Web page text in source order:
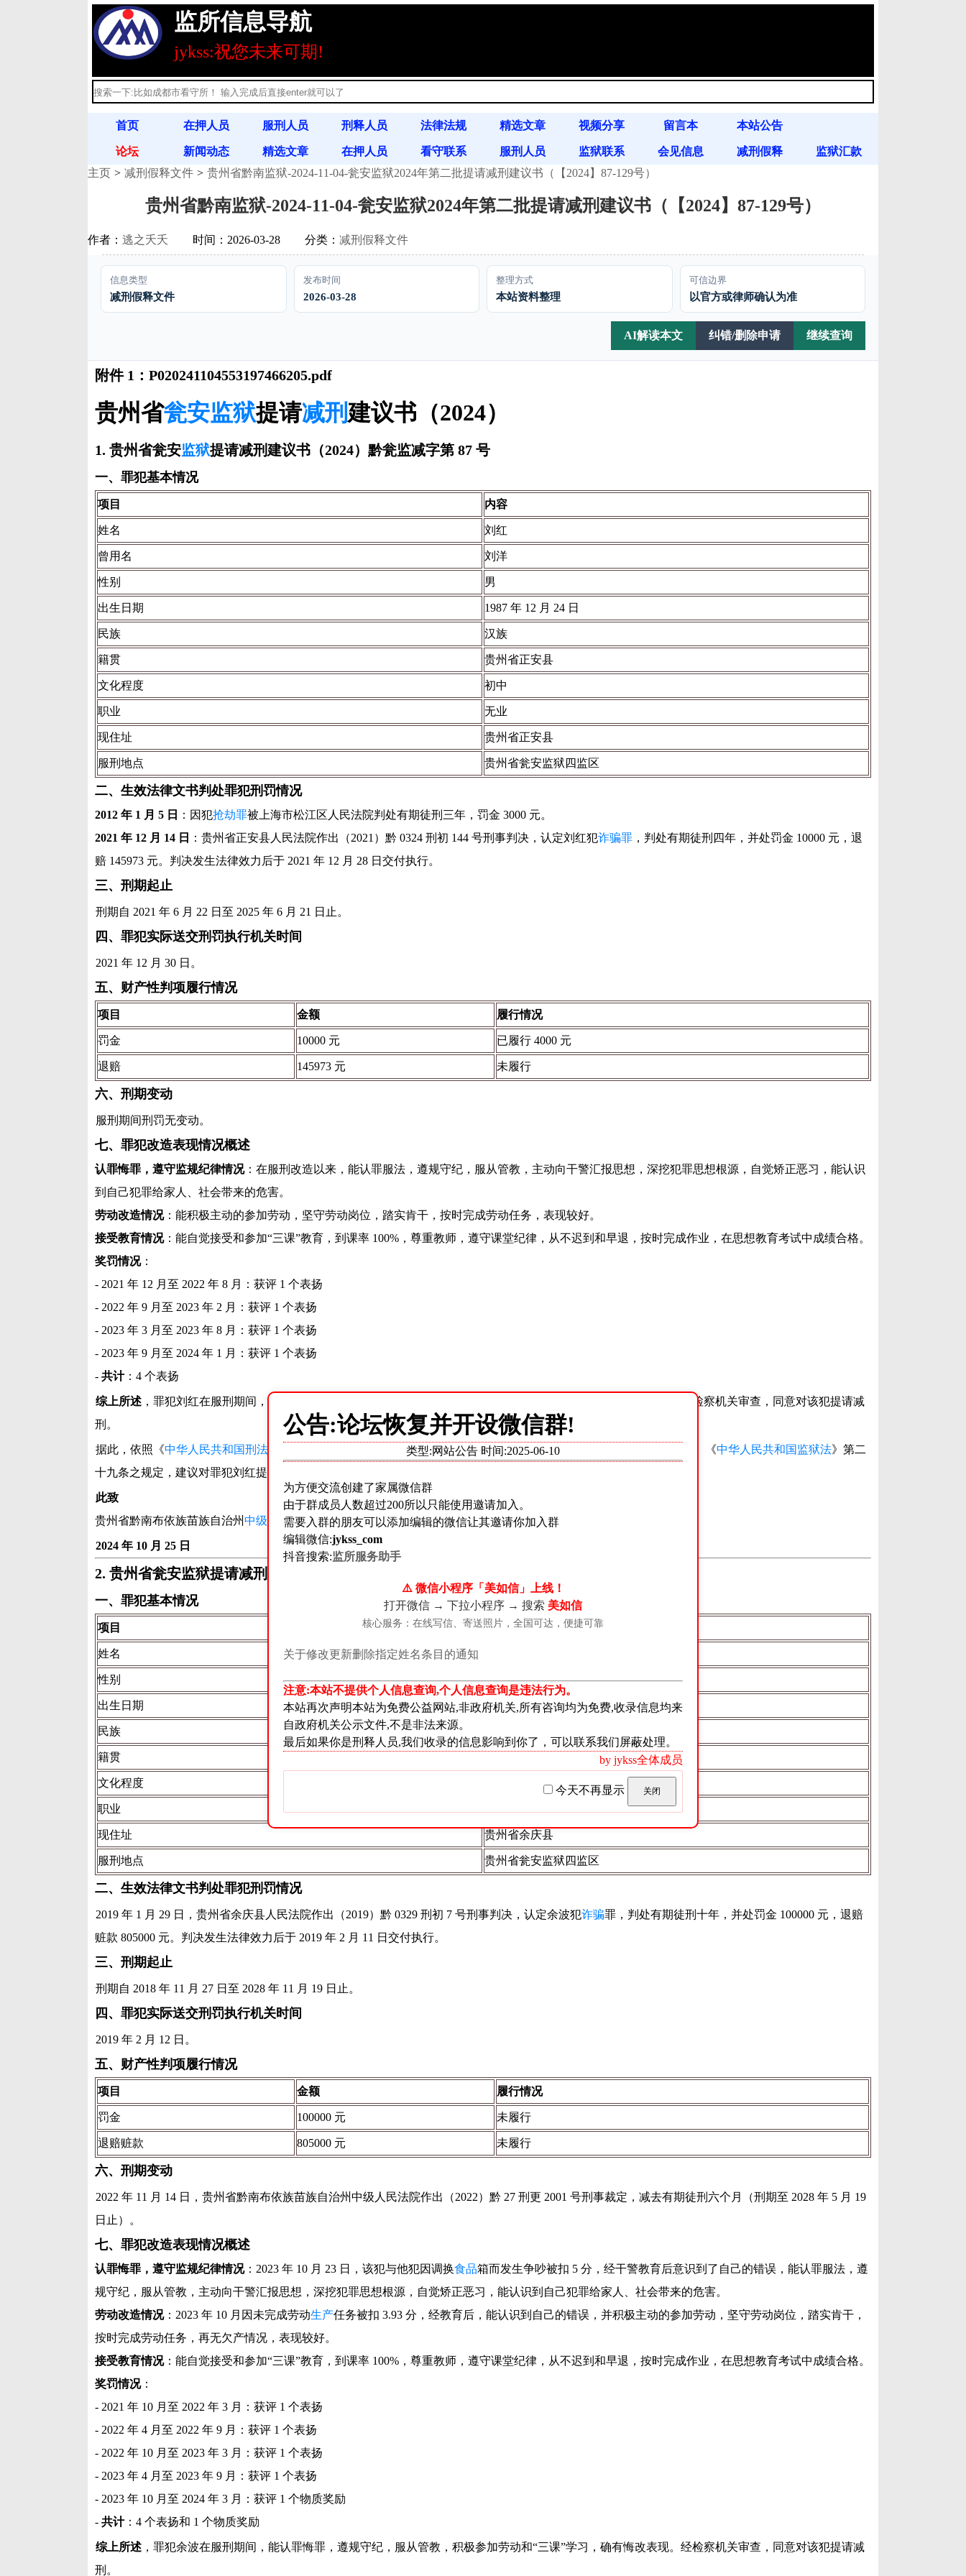
监所信息导航
jykss:祝您未来可期!
首页 在押人员 服刑人员 刑释人员 法律法规 精选文章 视频分享 留言本 本站公告
论坛 新闻动态 精选文章 在押人员 看守联系 服刑人员 监狱联系 会见信息 减刑假释 监狱汇款
刑释人员 满刑名单 法律法规 书信往来 案例分析 通缉令
主页 减刑假释文件 贵州省黔南监狱-2024-11-04-瓮安监狱2024年第二批提请减刑建议书（【2024】87-129号）
贵州省黔南监狱-2024-11-04-瓮安监狱2024年第二批提请减刑建议书（【2024】87-129号）
作者： 逃之夭夭 时间：2026-03-28 分类： 减刑假释文件
信息类型
减刑假释文件
发布时间
2026-03-28
整理方式
本站资料整理
可信边界
以官方或律师确认为准
AI解读本文 纠错/删除申请 继续查询
附件 1：P020241104553197466205.pdf
贵州省瓮安监狱提请减刑 建议书（2024）
1. 贵州省瓮安监狱提请减刑建议书（2024）黔瓮监减字第 87 号
一、罪犯基本情况
项目 内容
姓名 刘红
曾用名 刘洋
性别 男
出生日期 1987 年 12 月 24 日
民族 汉族
籍贯 贵州省正安县
文化程度 初中
职业 无业
现住址 贵州省正安县
服刑地点 贵州省瓮安监狱四监区
二、生效法律文书判处罪犯刑罚情况
2012 年 1 月 5 日 ：因犯抢劫罪被上海市松江区人民法院判处有期徒刑三年，罚金 3000 元。
2021 年 12 月 14 日
：贵州省正安县人民法院作出（2021）黔 0324 刑初 144 号刑事判决，认定刘红犯诈骗罪 ，判处有期徒刑四年，并处罚金 10000 元，退
赔 145973 元。判决发生法律效力后于 2021 年 12 月 28 日交付执行。
三、刑期起止
刑期自 2021 年 6 月 22 日至 2025 年 6 月 21 日止。
四、罪犯实际送交刑罚执行机关时间
2021 年 12 月 30 日。
五、财产性判项履行情况
项目 金额 履行情况
罚金 10000 元 已履行 4000 元
退赔 145973 元 未履行
六、刑期变动
服刑期间刑罚无变动。
七、罪犯改造表现情况概述
认罪悔罪，遵守监规纪律情况：在服刑改造以来，能认罪服法，遵规守纪，服从管教，主动向干警汇报思想，深挖犯罪思想根源，自觉矫正恶习，能认识
到自己犯罪给家人、社会带来的危害。
劳动改造情况：能积极主动的参加劳动，坚守劳动岗位，踏实肯干，按时完成劳动任务，表现较好。
接受教育情况：能自觉接受和参加“三课”教育，到课率 100%，尊重教师，遵守课堂纪律，从不迟到和早退，按时完成作业，在思想教育考试中成绩合格。
奖罚情况：
- 2021 年 12 月至 2022 年 8 月：获评 1 个表扬
- 2022 年 9 月至 2023 年 2 月：获评 1 个表扬
- 2023 年 3 月至 2023 年 8 月：获评 1 个表扬
- 2023 年 9 月至 2024 年 1 月：获评 1 个表扬
- 共计：4 个表扬
综上所述 ，罪犯刘红在服刑期间，能认罪悔罪，遵规守纪，服从管教，积极参加劳动和“三课”学习，确有悔改表现。经检察机关审查，同意对该犯提请减
刑。
据此，依照《中华人民共和国刑法 》第七十八条、第七十九条、《中华人民共和国刑事诉讼法 》第二百七十三条第二款、《中华人民共和国监狱法》第二
十九条之规定，建议对罪犯刘红提请减去有期徒刑六个月，特提请审核裁定。
此致
贵州省黔南布依族苗族自治州中级人民法院
2024 年 10 月 25 日
2. 贵州省瓮安监狱提请减刑建议书（2024）黔瓮监减字第 88 号
一、罪犯基本情况
项目 内容
姓名
性别 男
出生日期 1977 年 12 月 15 日
民族
籍贯
文化程度
职业
现住址 贵州省余庆县
服刑地点 贵州省瓮安监狱四监区
二、生效法律文书判处罪犯刑罚情况
2019 年 1 月 29 日，贵州省余庆县人民法院作出（2019）黔 0329 刑初 7 号刑事判决，认定余波犯诈骗罪，判处有期徒刑十年，并处罚金 100000 元，退赔
赃款 805000 元。判决发生法律效力后于 2019 年 2 月 11 日交付执行。
三、刑期起止
刑期自 2018 年 11 月 27 日至 2028 年 11 月 19 日止。
四、罪犯实际送交刑罚执行机关时间
2019 年 2 月 12 日。
五、财产性判项履行情况
项目 金额 履行情况
罚金 100000 元 未履行
退赔赃款 805000 元 未履行
六、刑期变动
2022 年 11 月 14 日，贵州省黔南布依族苗族自治州中级人民法院作出（2022）黔 27 刑更 2001 号刑事裁定，减去有期徒刑六个月（刑期至 2028 年 5 月 19
日止）。
七、罪犯改造表现情况概述
认罪悔罪，遵守监规纪律情况：2023 年 10 月 23 日，该犯与他犯因调换食品箱而发生争吵被扣 5 分，经干警教育后意识到了自己的错误，能认罪服法，遵
规守纪，服从管教，主动向干警汇报思想，深挖犯罪思想根源，自觉矫正恶习，能认识到自己犯罪给家人、社会带来的危害。
劳动改造情况：2023 年 10 月因未完成劳动生产任务被扣 3.93 分，经教育后，能认识到自己的错误，并积极主动的参加劳动，坚守劳动岗位，踏实肯干，
按时完成劳动任务，再无欠产情况，表现较好。
接受教育情况：能自觉接受和参加“三课”教育，到课率 100%，尊重教师，遵守课堂纪律，从不迟到和早退，按时完成作业，在思想教育考试中成绩合格。
奖罚情况：
- 2021 年 10 月至 2022 年 3 月：获评 1 个表扬
- 2022 年 4 月至 2022 年 9 月：获评 1 个表扬
- 2022 年 10 月至 2023 年 3 月：获评 1 个表扬
- 2023 年 4 月至 2023 年 9 月：获评 1 个表扬
- 2023 年 10 月至 2024 年 3 月：获评 1 个物质奖励
- 共计：4 个表扬和 1 个物质奖励
综上所述 ，罪犯余波在服刑期间，能认罪悔罪，遵规守纪，服从管教，积极参加劳动和“三课”学习，确有悔改表现。经检察机关审查，同意对该犯提请减
刑。
公告:论坛恢复并开设微信群!
类型:网站公告 时间:2025-06-10
为方便交流创建了家属微信群
由于群成员人数超过200所以只能使用邀请加入。
需要入群的朋友可以添加编辑的微信让其邀请你加入群
编辑微信:jykss_com
抖音搜索:监所服务助手
⚠️ 微信小程序「美如信」上线！
打开微信 → 下拉小程序 → 搜索 美如信
核心服务：在线写信、寄送照片，全国可达，便捷可靠
关于修改更新删除指定姓名条目的通知
注意:本站不提供个人信息查询,个人信息查询是违法行为。
本站再次声明本站为免费公益网站,非政府机关,所有咨询均为免费,收录信息均来
自政府机关公示文件,不是非法来源。
最后如果你是刑释人员,我们收录的信息影响到你了，可以联系我们屏蔽处理。
by jykss全体成员
今天不再显示 关闭